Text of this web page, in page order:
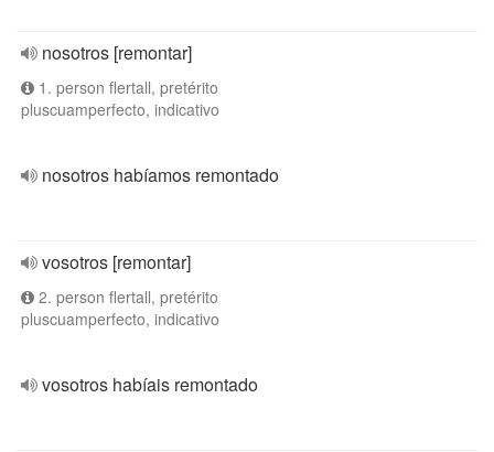
nosotros [remontar]
1. person flertall, pretérito
pluscuamperfecto, indicativo
nosotros habíamos remontado
vosotros [remontar]
2. person flertall, pretérito
pluscuamperfecto, indicativo
vosotros habíais remontado